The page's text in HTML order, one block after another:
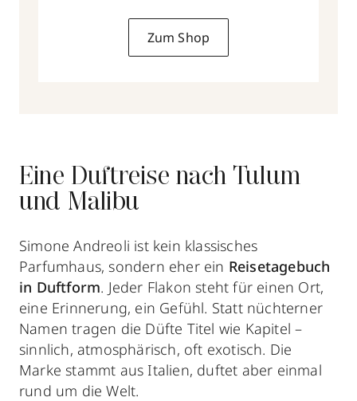
Zum Shop
Eine Duftreise nach Tulum
und Malibu
Simone Andreoli ist kein klassisches
Parfumhaus, sondern eher ein Reisetagebuch
in Duftform. Jeder Flakon steht für einen Ort,
eine Erinnerung, ein Gefühl. Statt nüchterner
Namen tragen die Düfte Titel wie Kapitel –
sinnlich, atmosphärisch, oft exotisch. Die
Marke stammt aus Italien, duftet aber einmal
rund um die Welt.